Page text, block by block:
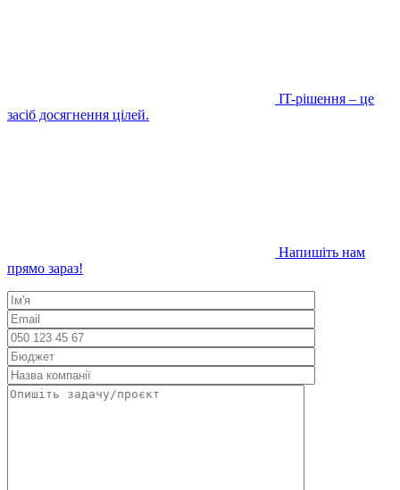
IT-рішення – це
засіб досягнення цілей.
Напишіть нам
прямо зараз!